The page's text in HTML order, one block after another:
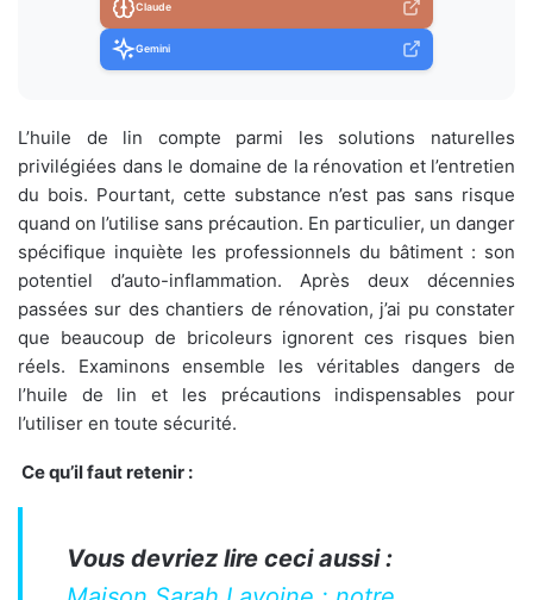
Claude
Gemini
L’huile de lin compte parmi les solutions naturelles
privilégiées dans le domaine de la rénovation et l’entretien
du bois. Pourtant, cette substance n’est pas sans risque
quand on l’utilise sans précaution. En particulier, un danger
spécifique inquiète les professionnels du bâtiment : son
potentiel d’auto-inflammation. Après deux décennies
passées sur des chantiers de rénovation, j’ai pu constater
que beaucoup de bricoleurs ignorent ces risques bien
réels. Examinons ensemble les véritables dangers de
l’huile de lin et les précautions indispensables pour
l’utiliser en toute sécurité.
Ce qu’il faut retenir :
Vous devriez lire ceci aussi :